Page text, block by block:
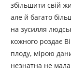
збільшити свій
але й багато
на зусилля
кожного роздає
плоду, мірою
незнатна не мала